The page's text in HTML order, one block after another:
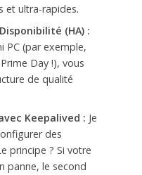
et ultra-rapides.
(HA) :
PC (par exemple,
Day !), vous
de qualité
Keepalived : Je
des
principe ? Si votre
panne, le second